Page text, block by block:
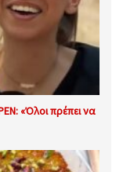
«Όλοι πρέπει να